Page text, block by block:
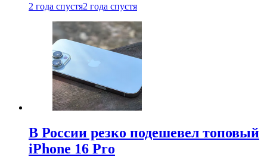
2 года спустя2 года спустя
В России резко подешевел топовый
iPhone 16 Pro